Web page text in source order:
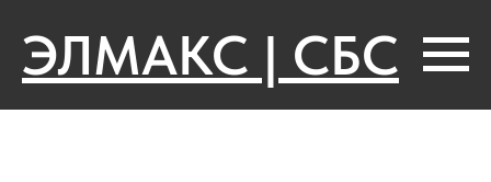
ЭЛМАКС | СБС